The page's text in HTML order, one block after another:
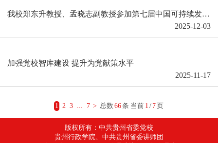
我校郑东升教授、孟晓志副教授参加第七届中国可持续发展年会（2025）并作专题报告
2025-12-03
加强党校智库建设 提升为党献策水平
2025-11-17
1 2 3 7 > 总数 66条 当前 1 / 7页
版权所有：中共贵州省委党校
贵州行政学院、中共贵州省委讲师团